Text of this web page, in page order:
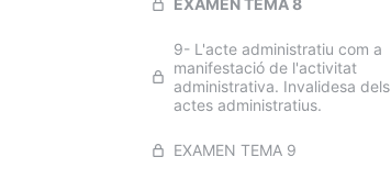
EXAMEN TEMA 8
9- L'acte administratiu com a
manifestació de l'activitat
administrativa. Invalidesa dels
actes administratius.
EXAMEN TEMA 9